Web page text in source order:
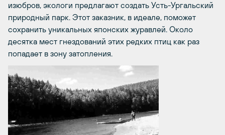
изюбров, экологи предлагают создать Усть-Ургальский
природный парк. Этот заказник, в идеале, поможет
сохранить уникальных японских журавлей. Около
десятка мест гнездований этих редких птиц как раз
попадает в зону затопления.